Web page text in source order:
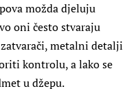
možda djeluju
oni često stvaraju
metalni detalji
kontrolu, a lako se
u džepu.